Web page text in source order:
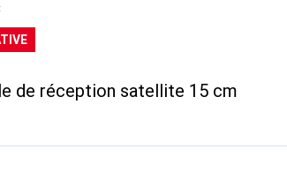
de réception satellite 15 cm